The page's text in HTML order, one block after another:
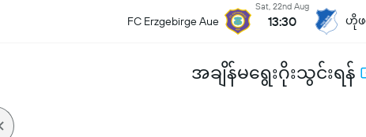
FC Erzgebirge Aue
Sat, 22nd Aug
13:30 ဟိုဖ
အချိန်မရွေးဂိုးသွင်းရန်